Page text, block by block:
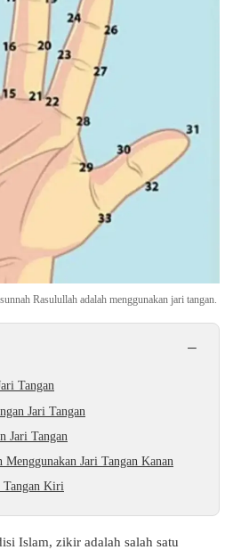
Rasulullah adalah menggunakan jari tangan.
−
Tangan
Jari Tangan
Jari Tangan
Jari Tangan Kanan
Tangan Kiri
Islam, zikir adalah salah satu